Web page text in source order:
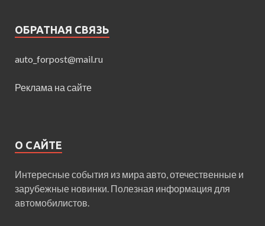
ОБРАТНАЯ СВЯЗЬ
auto_forpost@mail.ru
Реклама на сайте
О САЙТЕ
Интересные события из мира авто, отечественные и
зарубежные новинки. Полезная информация для
автомобилистов.